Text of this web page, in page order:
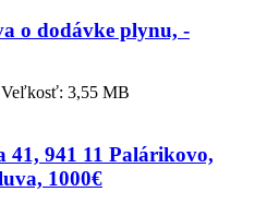
o dodávke plynu, -
Veľkosť: 3,55 MB
941 11 Palárikovo,
1000€